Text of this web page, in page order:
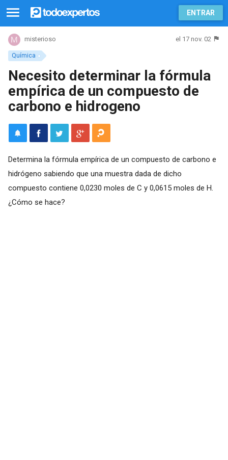
ENTRAR
Química
misterioso el 17 nov. 02
Necesito determinar la fórmula
empírica de un compuesto de
carbono e hidrogeno
Determina la fórmula empírica de un compuesto de carbono e
hidrógeno sabiendo que una muestra dada de dicho
compuesto contiene 0,0230 moles de C y 0,0615 moles de H.
¿Cómo se hace?